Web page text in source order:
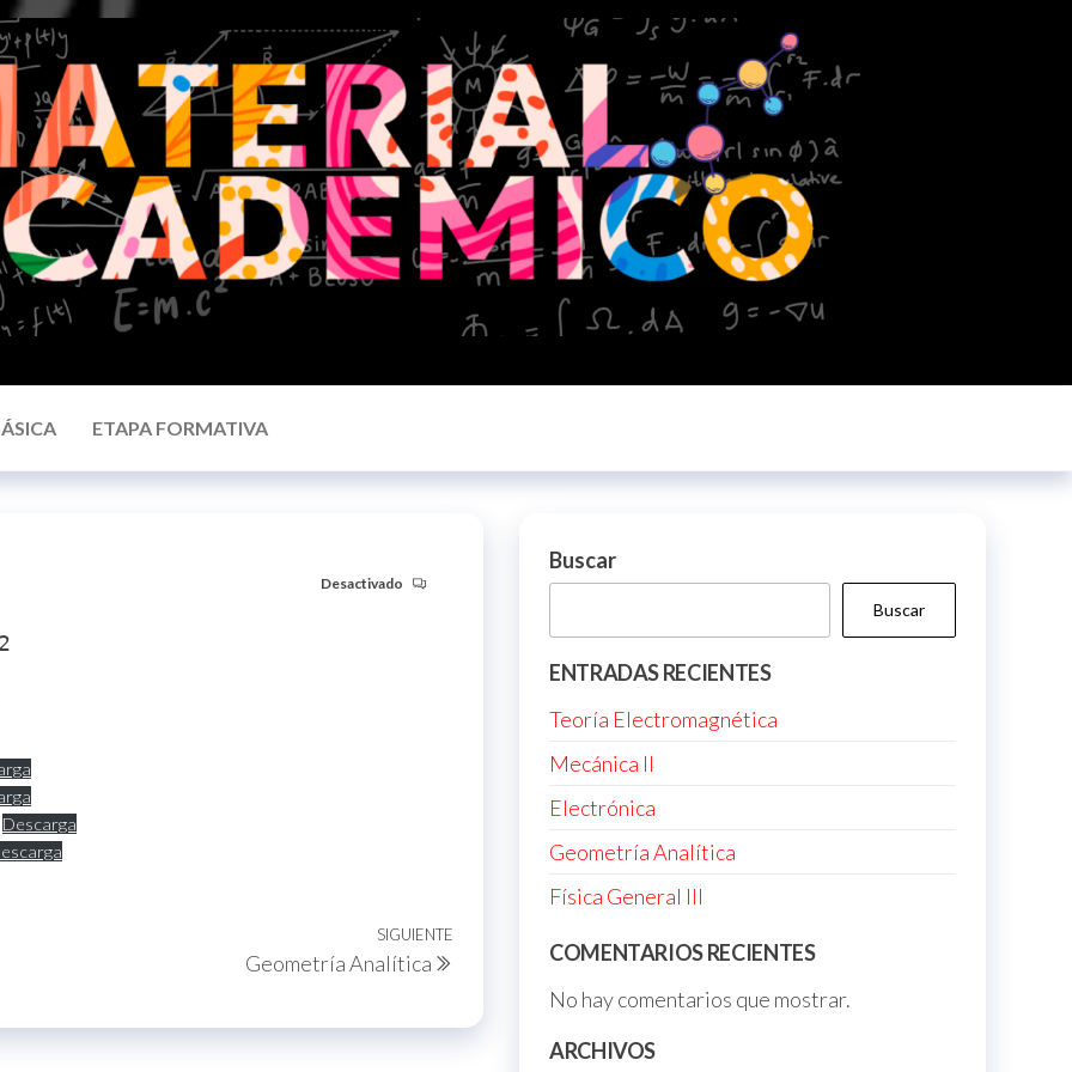
ETAPA FORMATIVA
Desactivado
Descarga
SIGUIENTE
Geometría Analítica
Buscar
Buscar
ENTRADAS RECIENTES
Teoría Electromagnética
Mecánica II
Electrónica
Geometría Analítica
Física General III
COMENTARIOS RECIENTES
No hay comentarios que mostrar.
ARCHIVOS